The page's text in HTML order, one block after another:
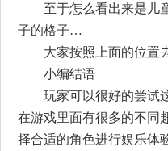
至于怎么看出来是儿
子的格子…
大家按照上面的位置
小编结语
玩家可以很好的尝试
在游戏里面有很多的不同
择合适的角色进行娱乐体